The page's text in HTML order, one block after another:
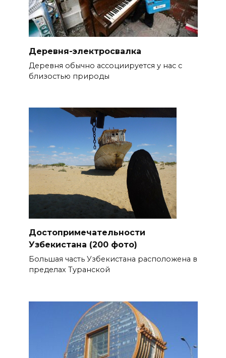
Деревня-электросвалка
Деревня обычно ассоциируется у нас с
близостью природы
Достопримечательности
Узбекистана (200 фото)
Большая часть Узбекистана расположена в
пределах Туранской